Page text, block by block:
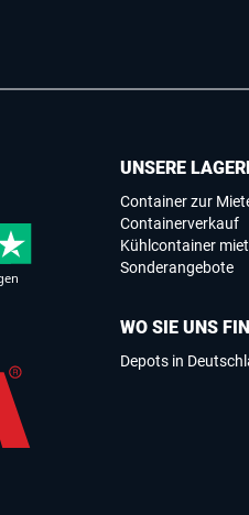
UNSERE
Container zur
Containerverkauf
Kühlcontainer
Sonderangebote
WO SIE UNS
Depots in